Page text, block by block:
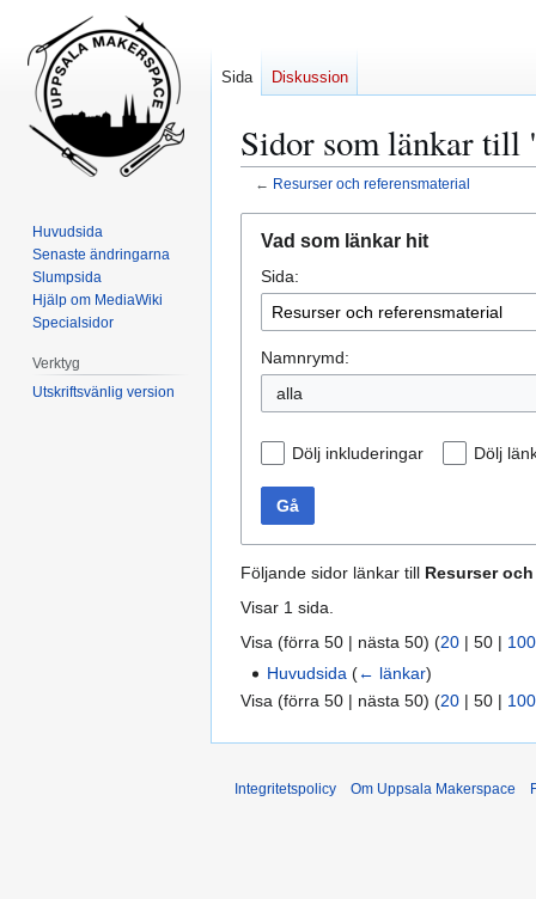
Sidor som länkar till
← Resurser och referensmaterial
navigering
sök
Vad som länkar hit
Sida:
Namnrymd:
alla
Dölj inkluderingar Dölj
Gå
Följande sidor länkar till Resurser
Visar 1 sida.
Visa (förra 50 | nästa 50) (20 | 50 | 100
Huvudsida (← länkar)
Visa (förra 50 | nästa 50) (20 | 50 | 100
Sida Diskussion
Huvudsida
Senaste ändringarna
Slumpsida
Hjälp om MediaWiki
Specialsidor
Verktyg
Utskriftsvänlig version
Integritetspolicy Om Uppsala Makerspace